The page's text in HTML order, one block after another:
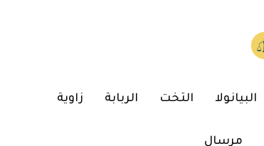
البيانولا التخت الربابة زاوية
مرسال